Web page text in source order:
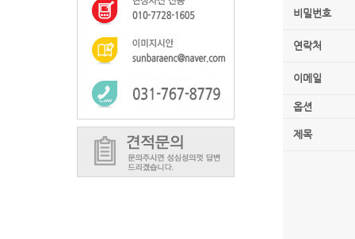
비밀번호
연락처
이메일
옵션
제목